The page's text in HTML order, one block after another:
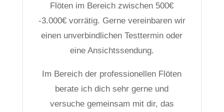
Flöten im Bereich zwischen 500€
-3.000€ vorrätig. Gerne vereinbaren wir
einen unverbindlichen Testtermin oder
eine Ansichtssendung.
Im Bereich der professionellen Flöten
berate ich dich sehr gerne und
versuche gemeinsam mit dir, das